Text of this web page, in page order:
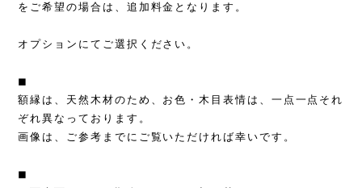
をご希望の場合は、追加料金となります。
オプションにてご選択ください。
◼︎
額縁は、天然木材のため、お色・木目表情は、一点一点それ
ぞれ異なっております。
画像は、ご参考までにご覧いただければ幸いです。
◼︎